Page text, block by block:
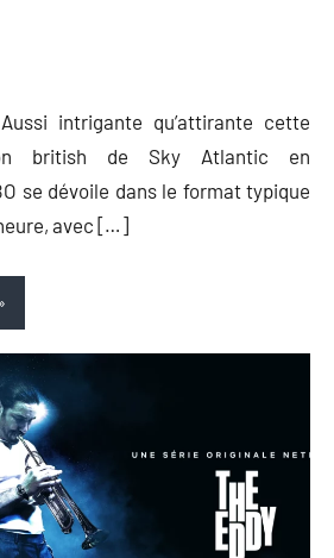
intrigante qu’attirante cette
british de Sky Atlantic en
se dévoile dans le format typique
avec […]